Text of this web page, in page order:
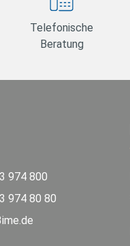
Telefonische
Beratung
974 800
974 80 80